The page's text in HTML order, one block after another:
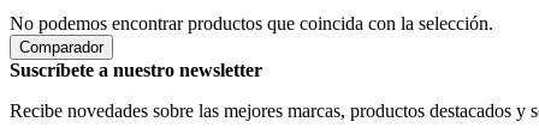
No podemos encontrar productos que coincida con la selección.
Comparador
Suscríbete a nuestro newsletter
Recibe novedades sobre las mejores marcas, productos destacados y